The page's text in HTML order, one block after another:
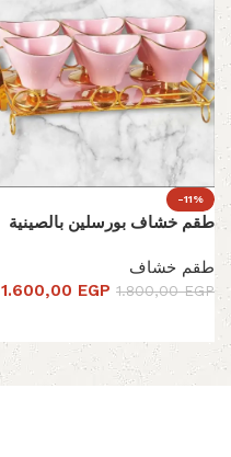
-11%
طقم خشاف بورسلين بالصينية
طقم خشاف
1.800,00EGP
1.600,00 EGP